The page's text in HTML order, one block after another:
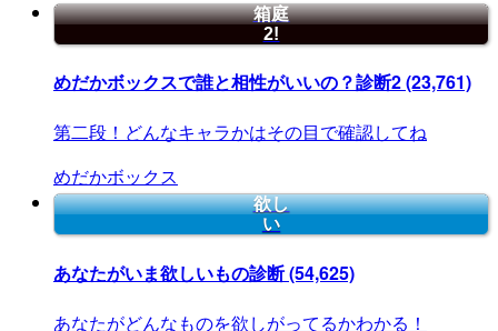
箱庭
2!
めだかボックスで誰と相性がいいの？診断2(23,761)
第二段！どんなキャラかはその目で確認してね
めだかボックス
欲し
い
あなたがいま欲しいもの診断(54,625)
あなたがどんなものを欲しがってるかわかる！